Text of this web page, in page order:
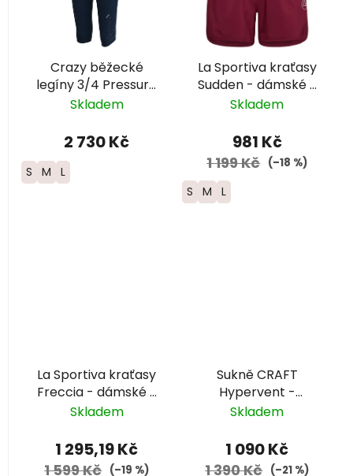
Crazy běžecké
legíny 3/4 Pressure
Aster - dámské
Skladem
2 730 Kč
S M L
La Sportiva kraťasy
Sudden - dámské -
vínová
Skladem
981 Kč
1 199 Kč (–18 %)
S M L
La Sportiva kraťasy
Freccia - dámské -
černá/bílá
Skladem
1 295,19 Kč
1 599 Kč (–19 %)
Sukně CRAFT
Hypervent -
dámská - fialová
Skladem
1 090 Kč
1 390 Kč (–21 %)